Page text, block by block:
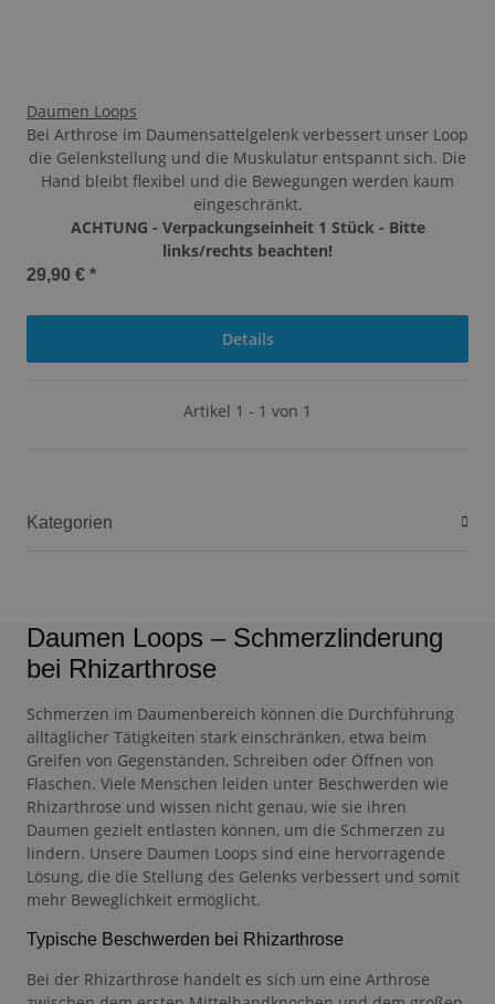
Daumen Loops
Bei Arthrose im Daumensattelgelenk verbessert unser Loop
die Gelenkstellung und die Muskulatur entspannt sich. Die
Hand bleibt flexibel und die Bewegungen werden kaum
eingeschränkt.
ACHTUNG - Verpackungseinheit 1 Stück - Bitte
links/rechts beachten!
29,90 € *
Details
Artikel 1 - 1 von 1
Kategorien
Daumen Loops – Schmerzlinderung
bei Rhizarthrose
Schmerzen im Daumenbereich können die Durchführung
alltäglicher Tätigkeiten stark einschränken, etwa beim
Greifen von Gegenständen, Schreiben oder Öffnen von
Flaschen. Viele Menschen leiden unter Beschwerden wie
Rhizarthrose und wissen nicht genau, wie sie ihren
Daumen gezielt entlasten können, um die Schmerzen zu
lindern. Unsere Daumen Loops sind eine hervorragende
Lösung, die die Stellung des Gelenks verbessert und somit
mehr Beweglichkeit ermöglicht.
Typische Beschwerden bei Rhizarthrose
Bei der Rhizarthrose handelt es sich um eine Arthrose